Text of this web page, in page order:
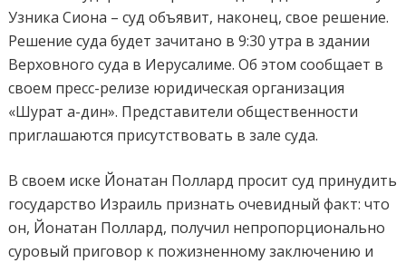
Узника Сиона – суд объявит, наконец, свое решение.
Решение суда будет зачитано в 9:30 утра в здании
Верховного суда в Иерусалиме. Об этом сообщает в
своем пресс-релизе юридическая организация
«Шурат а-дин». Представители общественности
приглашаются присутствовать в зале суда.
В своем иске Йонатан Поллард просит суд принудить
государство Израиль признать очевидный факт: что
он, Йонатан Поллард, получил непропорционально
суровый приговор к пожизненному заключению и